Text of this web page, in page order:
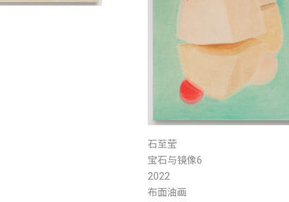
石至莹
宝石与镜像6
2022
布面油画